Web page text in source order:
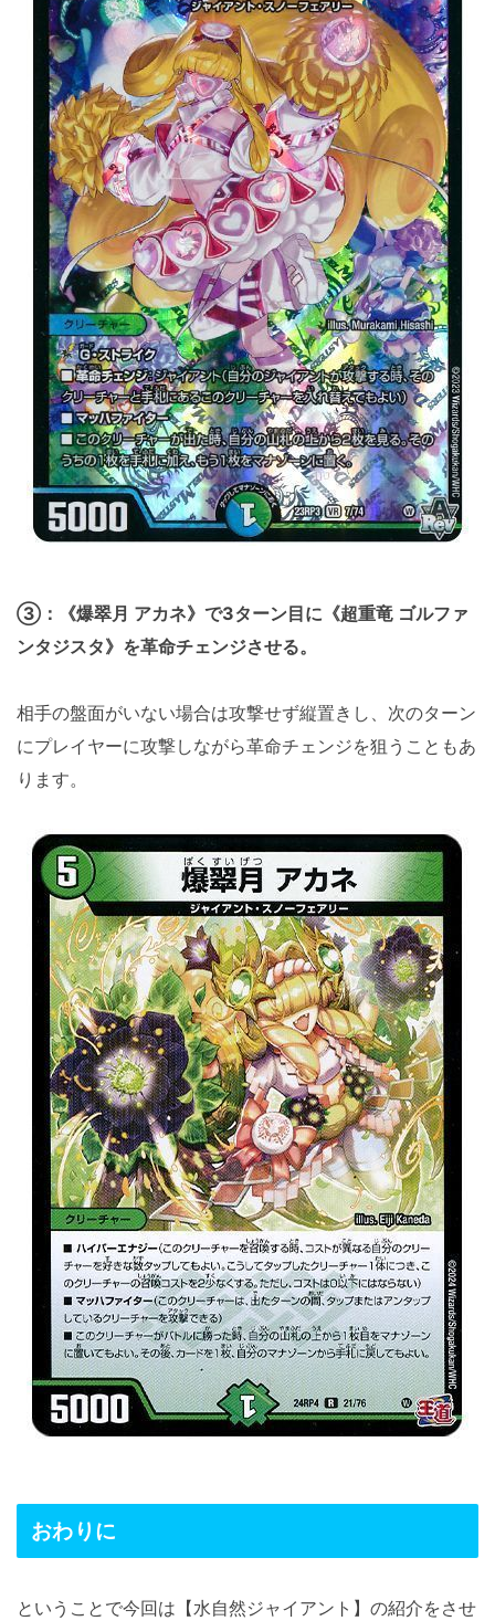
③：《爆翠月 アカネ》で3ターン目に《超重竜 ゴルファ
ンタジスタ》を革命チェンジさせる。
相手の盤面がいない場合は攻撃せず縦置きし、次のターン
にプレイヤーに攻撃しながら革命チェンジを狙うこともあ
ります。
おわりに
ということで今回は【水自然ジャイアント】の紹介をさせ